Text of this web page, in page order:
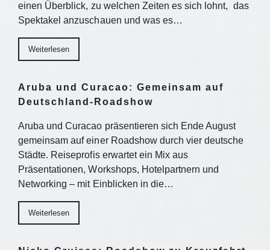
einen Überblick, zu welchen Zeiten es sich lohnt, das
Spektakel anzuschauen und was es…
Weiterlesen
Aruba und Curacao: Gemeinsam auf
Deutschland-Roadshow
Aruba und Curacao präsentieren sich Ende August
gemeinsam auf einer Roadshow durch vier deutsche
Städte. Reiseprofis erwartet ein Mix aus
Präsentationen, Workshops, Hotelpartnern und
Networking – mit Einblicken in die…
Weiterlesen